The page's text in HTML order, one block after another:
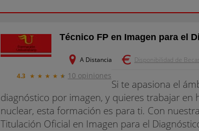
Técnico FP en Imagen para el
A Distancia
Disponibilidad de
4.3 ★ ★ ★ ★ ★ 10 opiniones
Si te apasiona el
diagnóstico por imagen, y quieres trabajar en
nuclear, esta formación es para ti. Con
Titulación Oficial en Imagen para el